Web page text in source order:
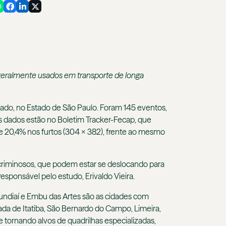
usados em transporte de longa
no Estado de São Paulo. Foram 145 eventos,
estão no Boletim Tracker-Fecap, que
20,4% nos furtos (304 x 382), frente ao mesmo
que podem estar se deslocando para
pelo estudo, Erivaldo Vieira.
e Embu das Artes são as cidades com
de Itatiba, São Bernardo do Campo, Limeira,
alvos de quadrilhas especializadas,